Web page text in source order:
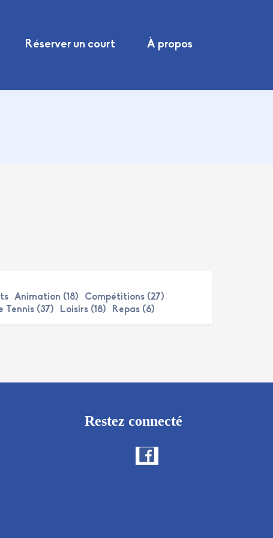
Réserver un court À propos
Animation (18)
Compétitions (27)
Tennis (37)
Loisirs (18) Repas (6)
Restez connecté